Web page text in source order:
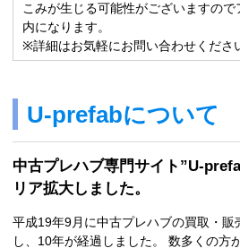
こみが生じる可能性がございますの
内になります。
※詳細はお気軽にお問い合わせくださ
U-prefabについて
中古プレハブ専門サイト”U-
リア拡大しました。
平成19年9月に中古プレハブの買取・販
し、10年が経過しました。 数多くの方